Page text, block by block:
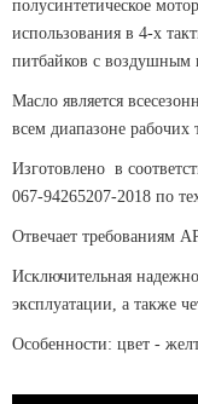
полусинтетическое
использования в 4-х
питбайков с воздушным
Масло является
всем диапазоне рабочих
Изготовлено в
067-94265207-2018 по
Отвечает требованиям
Исключительная
эксплуатации, а также
Особенности: цвет -